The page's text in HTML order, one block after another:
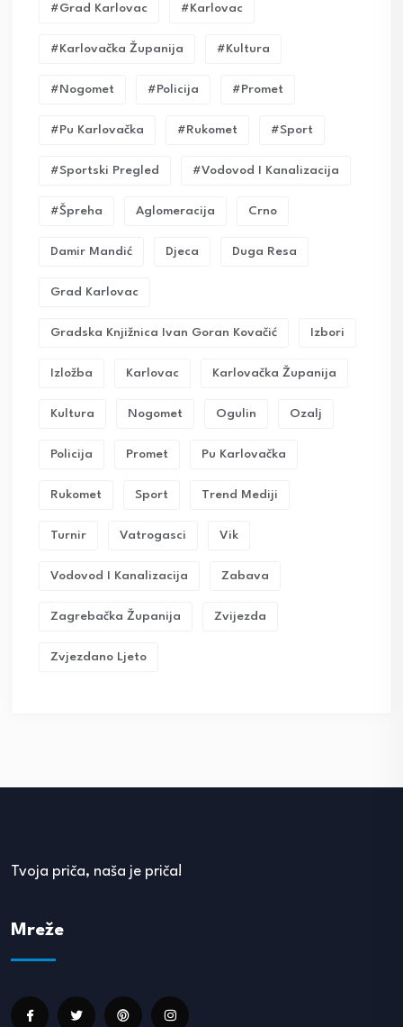
#grad Karlovac #karlovac
#karlovačka Županija #kultura
#nogomet #policija #promet
#pu Karlovačka #rukomet #sport
#sportski Pregled #vodovod I Kanalizacija
#Špreha Aglomeracija Crno
Damir Mandić Djeca Duga Resa
Grad Karlovac
Gradska Knjižnica Ivan Goran Kovačić Izbori
Izložba Karlovac Karlovačka Županija
Kultura Nogomet Ogulin Ozalj
Policija Promet Pu Karlovačka
Rukomet Sport Trend Mediji
Turnir Vatrogasci Vik
Vodovod I Kanalizacija Zabava
Zagrebačka Županija Zvijezda
Zvjezdano Ljeto
Tvoja priča, naša je priča!
Mreže